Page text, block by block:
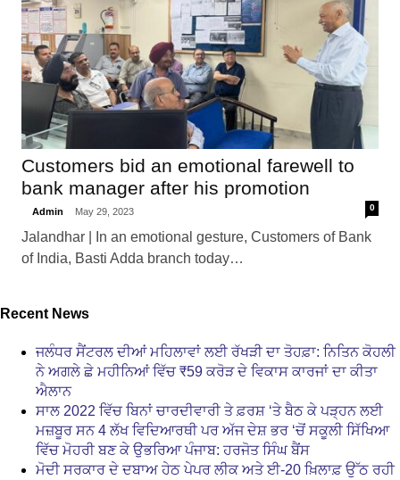
Customers bid an emotional farewell to
bank manager after his promotion
Admin May 29, 2023 0
Jalandhar | In an emotional gesture, Customers of Bank
of India, Basti Adda branch today…
Recent News
ਜਲੰਧਰ ਸੈਂਟਰਲ ਦੀਆਂ ਮਹਿਲਾਵਾਂ ਲਈ ਰੱਖੜੀ ਦਾ ਤੋਹਫ਼ਾ: ਨਿਤਿਨ ਕੋਹਲੀ
ਨੇ ਅਗਲੇ ਛੇ ਮਹੀਨਿਆਂ ਵਿੱਚ ₹59 ਕਰੋੜ ਦੇ ਵਿਕਾਸ ਕਾਰਜਾਂ ਦਾ ਕੀਤਾ
ਐਲਾਨ
ਸਾਲ 2022 ਵਿੱਚ ਬਿਨਾਂ ਚਾਰਦੀਵਾਰੀ ਤੇ ਫ਼ਰਸ਼ ‘ਤੇ ਬੈਠ ਕੇ ਪੜ੍ਹਨ ਲਈ
ਮਜ਼ਬੂਰ ਸਨ 4 ਲੱਖ ਵਿਦਿਆਰਥੀ ਪਰ ਅੱਜ ਦੇਸ਼ ਭਰ ‘ਚੋਂ ਸਕੂਲੀ ਸਿੱਖਿਆ
ਵਿੱਚ ਮੋਹਰੀ ਬਣ ਕੇ ਉਭਰਿਆ ਪੰਜਾਬ: ਹਰਜੋਤ ਸਿੰਘ ਬੈਂਸ
ਮੋਦੀ ਸਰਕਾਰ ਦੇ ਦਬਾਅ ਹੇਠ ਪੇਪਰ ਲੀਕ ਅਤੇ ਈ-20 ਖ਼ਿਲਾਫ਼ ਉੱਠ ਰਹੀ